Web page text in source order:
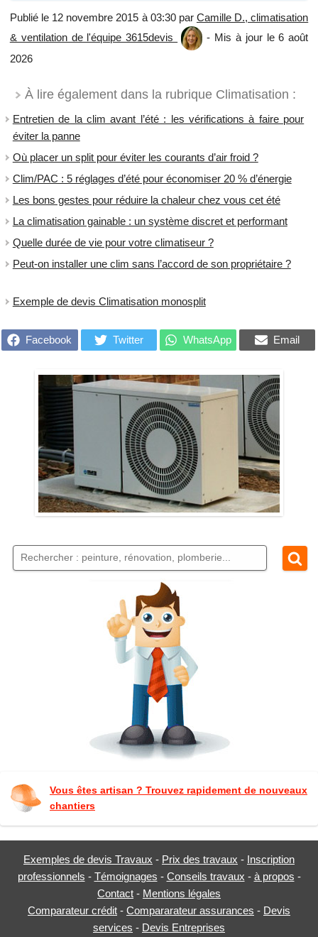
Publié le 12 novembre 2015 à 03:30 par Camille D., climatisation
& ventilation de l'équipe 3615devis
- Mis à jour le 6 août
2026
À lire également dans la rubrique Climatisation :
Entretien de la clim avant l’été : les vérifications à faire pour
éviter la panne
Où placer un split pour éviter les courants d’air froid ?
Clim/PAC : 5 réglages d’été pour économiser 20 % d’énergie
Les bons gestes pour réduire la chaleur chez vous cet été
La climatisation gainable : un système discret et performant
Quelle durée de vie pour votre climatiseur ?
Peut-on installer une clim sans l’accord de son propriétaire ?
Exemple de devis Climatisation monosplit
Facebook Twitter WhatsApp Email
Vous êtes artisan ? Trouvez rapidement de nouveaux
chantiers
Exemples de devis Travaux - Prix des travaux - Inscription
professionnels - Témoignages - Conseils travaux - à propos -
Contact - Mentions légales
Comparateur crédit - Compararateur assurances - Devis
services - Devis Entreprises